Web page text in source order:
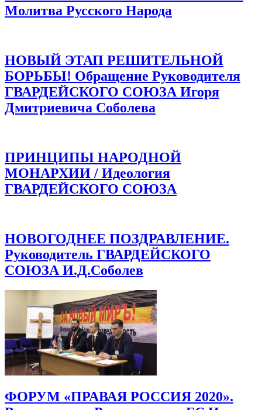
Молитва Русского Народа
НОВЫЙ ЭТАП РЕШИТЕЛЬНОЙ
БОРЬБЫ! Обращение Руководителя
ГВАРДЕЙСКОГО СОЮЗА Игоря
Дмитриевича Соболева
ПРИНЦИПЫ НАРОДНОЙ
МОНАРХИИ / Идеология
ГВАРДЕЙСКОГО СОЮЗА
НОВОГОДНЕЕ ПОЗДРАВЛЕНИЕ.
Руководитель ГВАРДЕЙСКОГО
СОЮЗА И.Д.Соболев
ФОРУМ «ПРАВАЯ РОССИЯ 2020».